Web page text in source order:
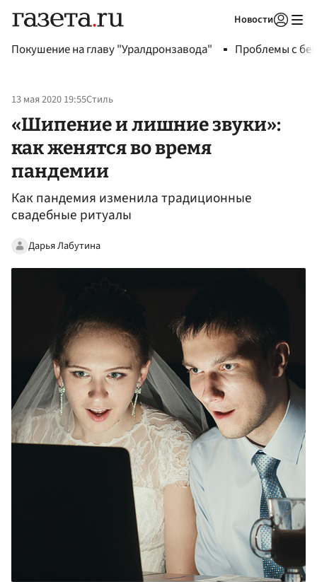
Новости
Покушение на главу "Уралдронзавода" Проблемы с
13 мая 2020 19:55Стиль
«Шипение и лишние звуки»:
как женятся во время
пандемии
Как пандемия изменила традиционные
свадебные ритуалы
Дарья Лабутина